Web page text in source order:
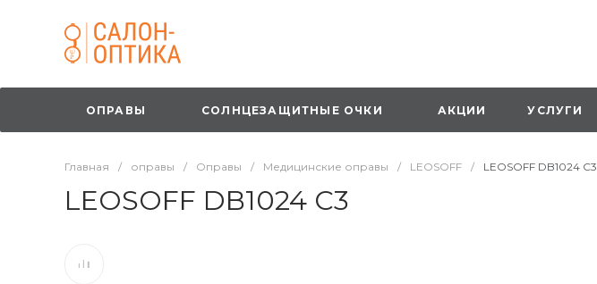
ОПРАВЫ СОЛНЦЕЗАЩИТНЫЕ ОЧКИ АКЦИИ УСЛУГИ
Главная / оправы / Оправы / Медицинские оправы / LEOSOFF / LEOSOFF DB1024 C3
LEOSOFF DB1024 C3